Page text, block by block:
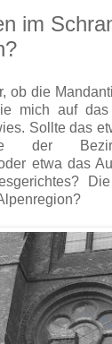
im
ob die
mich auf
Sollte das
der
etwa das